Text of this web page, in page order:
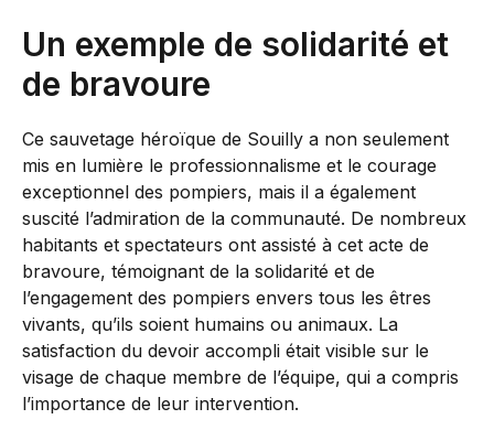
Un exemple de solidarité et
de bravoure
Ce sauvetage héroïque de Souilly a non seulement
mis en lumière le professionnalisme et le courage
exceptionnel des pompiers, mais il a également
suscité l’admiration de la communauté. De nombreux
habitants et spectateurs ont assisté à cet acte de
bravoure, témoignant de la solidarité et de
l’engagement des pompiers envers tous les êtres
vivants, qu’ils soient humains ou animaux. La
satisfaction du devoir accompli était visible sur le
visage de chaque membre de l’équipe, qui a compris
l’importance de leur intervention.